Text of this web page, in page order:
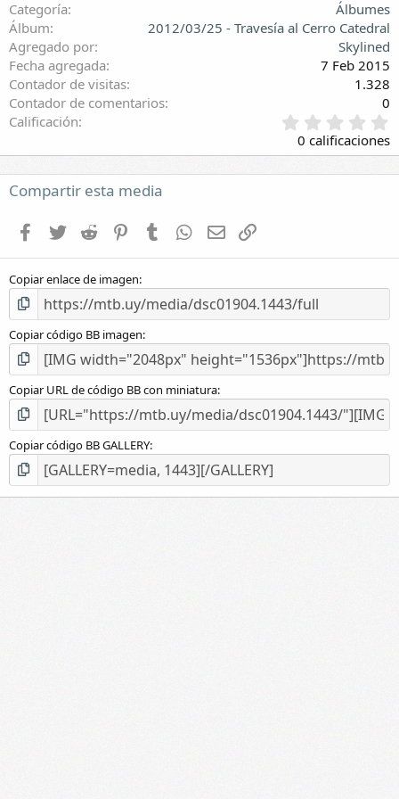
Categoría
Álbumes
Álbum
2012/03/25 - Travesía al Cerro Catedral
Agregado por
Skylined
Fecha agregada
7 Feb 2015
Contador de visitas
1.328
Contador de comentarios
0
Calificación
,
0
0
l
(
)
0 calificaciones
Compartir esta media
Facebook
Twitter Reddit PinterestTumblr WhatsApp
E-mail
Copiar enlace de imagen
Copiar código BB imagen
Copiar URL de código BB con miniatura
Copiar código BB GALLERY